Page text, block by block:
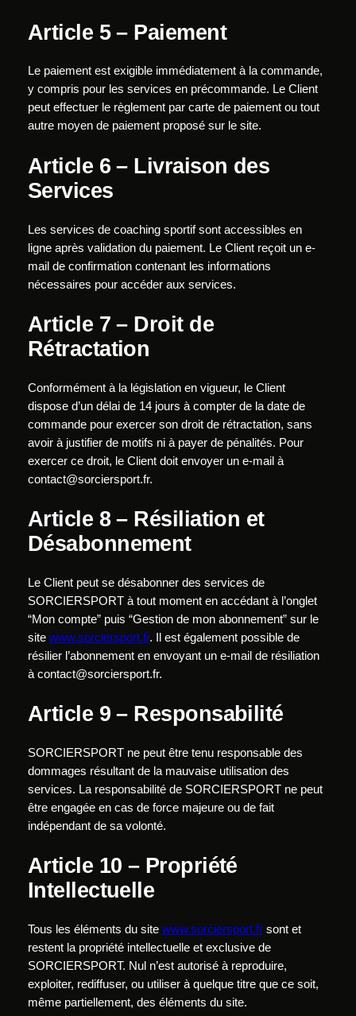
Article 5 – Paiement
Le paiement est exigible immédiatement à la commande,
y compris pour les services en précommande. Le Client
peut effectuer le règlement par carte de paiement ou tout
autre moyen de paiement proposé sur le site.
Article 6 – Livraison des
Services
Les services de coaching sportif sont accessibles en
ligne après validation du paiement. Le Client reçoit un e-
mail de confirmation contenant les informations
nécessaires pour accéder aux services.
Article 7 – Droit de
Rétractation
Conformément à la législation en vigueur, le Client
dispose d’un délai de 14 jours à compter de la date de
commande pour exercer son droit de rétractation, sans
avoir à justifier de motifs ni à payer de pénalités. Pour
exercer ce droit, le Client doit envoyer un e-mail à
contact@sorciersport.fr.
Article 8 – Résiliation et
Désabonnement
Le Client peut se désabonner des services de
SORCIERSPORT à tout moment en accédant à l’onglet
“Mon compte” puis “Gestion de mon abonnement” sur le
site www.sorciersport.fr. Il est également possible de
résilier l’abonnement en envoyant un e-mail de résiliation
à contact@sorciersport.fr.
Article 9 – Responsabilité
SORCIERSPORT ne peut être tenu responsable des
dommages résultant de la mauvaise utilisation des
services. La responsabilité de SORCIERSPORT ne peut
être engagée en cas de force majeure ou de fait
indépendant de sa volonté.
Article 10 – Propriété
Intellectuelle
Tous les éléments du site www.sorciersport.frsont et
restent la propriété intellectuelle et exclusive de
SORCIERSPORT. Nul n’est autorisé à reproduire,
exploiter, rediffuser, ou utiliser à quelque titre que ce soit,
même partiellement, des éléments du site.